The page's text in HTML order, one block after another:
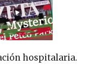
hospitalaria.